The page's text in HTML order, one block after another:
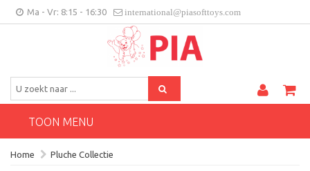
Ma - Vr: 8:15 - 16:30 international@piasofttoys.com
Klantenfeedback
BE/NL
TOON MENU
Home Pluche Collectie